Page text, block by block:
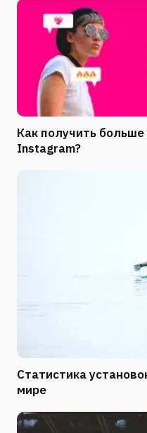
Как получить
Instagram?
Статистика
мире